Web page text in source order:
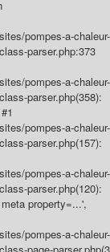
pompes-a-chaleur-
parser.php:373
pompes-a-chaleur-
parser.php(358):
pompes-a-chaleur-
parser.php(157):
pompes-a-chaleur-
parser.php(120):
property=...',
pompes-a-chaleur-